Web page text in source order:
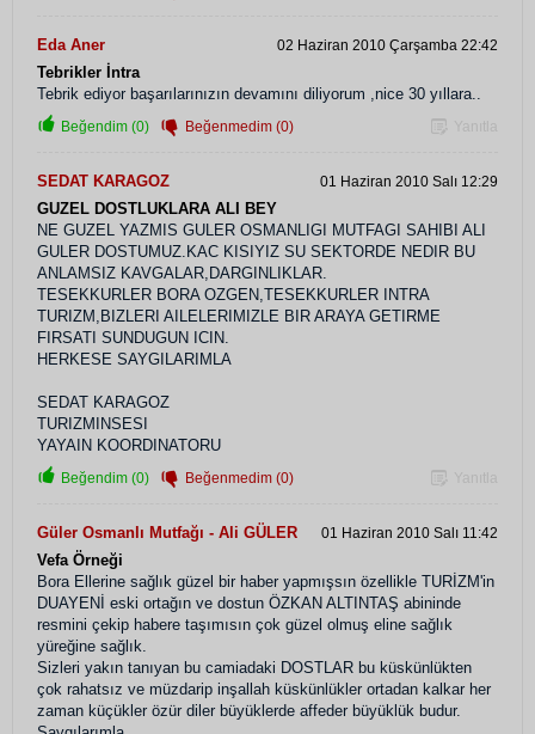
Eda Aner 02 Haziran 2010 Çarşamba 22:42
Tebrikler İntra
Tebrik ediyor başarılarınızın devamını diliyorum ,nice 30 yıllara..
Beğendim (0) Beğenmedim (0) Yanıtla
SEDAT KARAGOZ 01 Haziran 2010 Salı 12:29
GUZEL DOSTLUKLARA ALI BEY
NE GUZEL YAZMIS GULER OSMANLIGI MUTFAGI SAHIBI ALI
GULER DOSTUMUZ.KAC KISIYIZ SU SEKTORDE NEDIR BU
ANLAMSIZ KAVGALAR,DARGINLIKLAR.
TESEKKURLER BORA OZGEN,TESEKKURLER INTRA
TURIZM,BIZLERI AILELERIMIZLE BIR ARAYA GETIRME
FIRSATI SUNDUGUN ICIN.
HERKESE SAYGILARIMLA
SEDAT KARAGOZ
TURIZMINSESI
YAYAIN KOORDINATORU
Beğendim (0) Beğenmedim (0) Yanıtla
Güler Osmanlı Mutfağı - Ali GÜLER 01 Haziran 2010 Salı 11:42
Vefa Örneği
Bora Ellerine sağlık güzel bir haber yapmışsın özellikle TURİZM'in
DUAYENİ eski ortağın ve dostun ÖZKAN ALTINTAŞ abininde
resmini çekip habere taşımısın çok güzel olmuş eline sağlık
yüreğine sağlık.
Sizleri yakın tanıyan bu camiadaki DOSTLAR bu küskünlükten
çok rahatsız ve müzdarip inşallah küskünlükler ortadan kalkar her
zaman küçükler özür diler büyüklerde affeder büyüklük budur.